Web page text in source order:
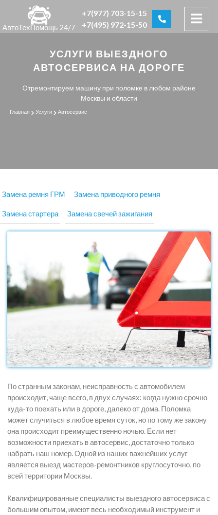
АвтоТехПомощь 24/7
+7(977) 703-15-15
+7(495) 972-15-50
УСЛУГИ ВЫЕЗДНОГО
АВТОСЕРВИСА НА ДОРОГЕ
Отремонтируем машину при поломке в любом районе
Москвы и области
Главная Услуги Автосервис
Замена ремня ГРМ Замена приводного ремня
Замена стартера Замена свечей зажигания
По странным законам, неисправность с автомобилем
происходит, чаще всего, в двух случаях: когда нужно срочно
куда-то поехать или в дороге, далеко от дома. Поломка
может случиться в любое время суток, но по тому же закону
она происходит преимущественно ночью. Если нет
возможности приехать в автосервис, достаточно только
набрать наш номер. Одной из наших важнейших услуг
является выезд мастеров-ремонтников круглосуточно, по
всей территории Москвы.
Квалифицированные специалисты выездного автосервиса с
большим опытом, имеют весь необходимый инструмент и